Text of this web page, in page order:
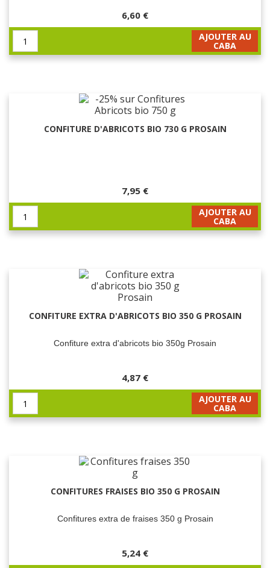
6,60 €
AJOUTER AU
CABA
CONFITURE D'ABRICOTS BIO 730 G PROSAIN
7,95 €
AJOUTER AU
CABA
CONFITURE EXTRA D'ABRICOTS BIO 350 G PROSAIN
Confiture extra d'abricots bio 350g Prosain
4,87 €
AJOUTER AU
CABA
CONFITURES FRAISES BIO 350 G PROSAIN
Confitures extra de fraises 350 g Prosain
5,24 €